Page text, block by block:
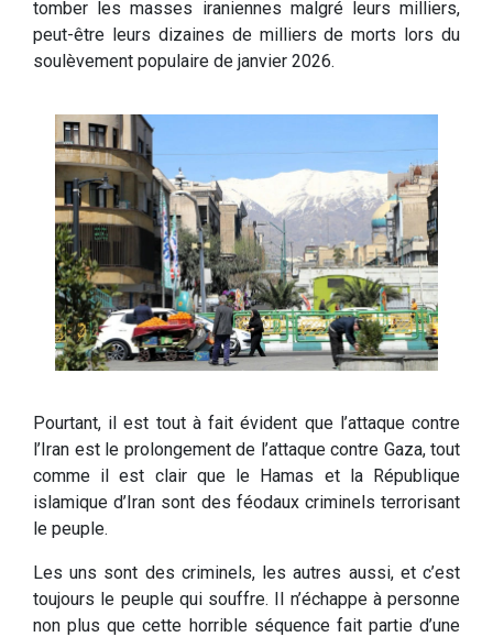
tomber les masses iraniennes malgré leurs milliers,
peut-être leurs dizaines de milliers de morts lors du
soulèvement populaire de janvier 2026.
Pourtant, il est tout à fait évident que l’attaque contre
l’Iran est le prolongement de l’attaque contre Gaza, tout
comme il est clair que le Hamas et la République
islamique d’Iran sont des féodaux criminels terrorisant
le peuple.
Les uns sont des criminels, les autres aussi, et c’est
toujours le peuple qui souffre. Il n’échappe à personne
non plus que cette horrible séquence fait partie d’une